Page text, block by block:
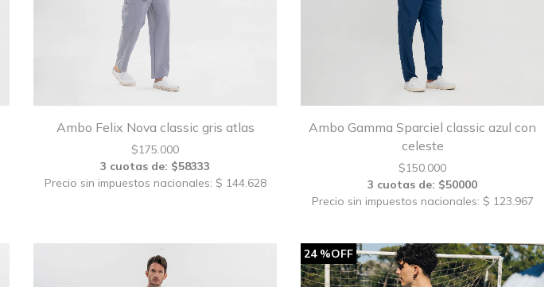
Ambo Felix Nova classic gris atlas
$175.000
3 cuotas de: $58333
Precio sin impuestos nacionales: $ 144.628
Ambo Gamma Sparciel classic azul con
celeste
$150.000
3 cuotas de: $50000
Precio sin impuestos nacionales: $ 123.967
24 %OFF